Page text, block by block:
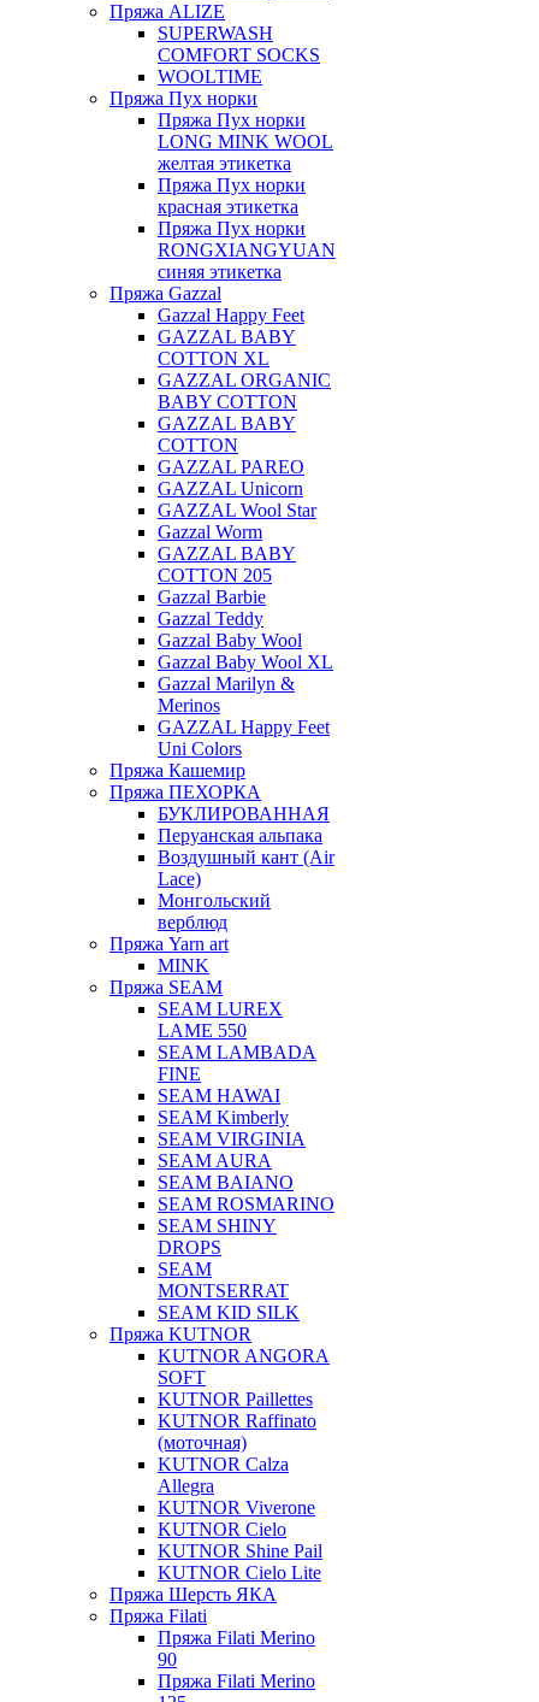
Пряжа ALIZE
SUPERWASH
COMFORT SOCKS
WOOLTIME
Пряжа Пух норки
Пряжа Пух норки
LONG MINK WOOL
желтая этикетка
Пряжа Пух норки
красная этикетка
Пряжа Пух норки
RONGXIANGYUAN
синяя этикетка
Пряжа Gazzal
Gazzal Happy Feet
GAZZAL BABY
COTTON XL
GAZZAL ORGANIC
BABY COTTON
GAZZAL BABY
COTTON
GAZZAL PAREO
GAZZAL Unicorn
GAZZAL Wool Star
Gazzal Worm
GAZZAL BABY
COTTON 205
Gazzal Barbie
Gazzal Teddy
Gazzal Baby Wool
Gazzal Baby Wool XL
Gazzal Marilyn &
Merinos
GAZZAL Happy Feet
Uni Colors
Пряжа Кашемир
Пряжа ПЕХОРКА
БУКЛИРОВАННАЯ
Перуанская альпака
Воздушный кант (Air
Lace)
Монгольский
верблюд
Пряжа Yarn art
MINK
Пряжа SEAM
SEAM LUREX
LAME 550
SEAM LAMBADA
FINE
SEAM HAWAI
SEAM Kimberly
SEAM VIRGINIA
SEAM AURA
SEAM BAIANO
SEAM ROSMARINO
SEAM SHINY
DROPS
SEAM
MONTSERRAT
SEAM KID SILK
Пряжа KUTNOR
KUTNOR ANGORA
SOFT
KUTNOR Paillettes
KUTNOR Raffinato
(моточная)
KUTNOR Calza
Allegra
KUTNOR Viverone
KUTNOR Cielo
KUTNOR Shine Pail
KUTNOR Cielo Lite
Пряжа Шерсть ЯКА
Пряжа Filati
Пряжа Filati Merino
90
Пряжа Filati Merino